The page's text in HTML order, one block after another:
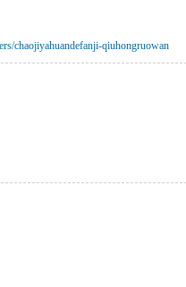
chaojiyahuandefanji-qiuhongruowan